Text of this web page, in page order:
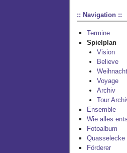
:: Navigation ::
Termine
Spielplan
Vision
Believe
Voyage
Archiv
Tour
Ensemble
Wie alles
Fotoalbum
Quasselecke
Förderer